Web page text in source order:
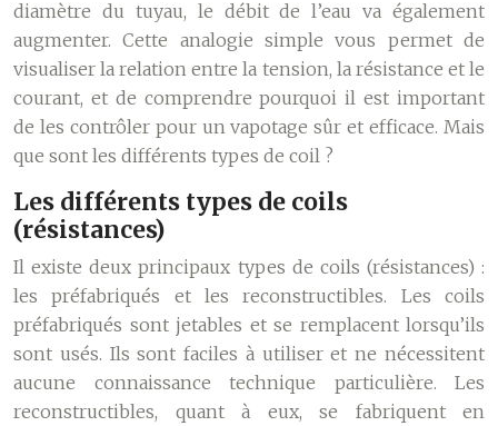
diamètre du tuyau, le débit de l’eau va également
augmenter. Cette analogie simple vous permet de
visualiser la relation entre la tension, la résistance et le
courant, et de comprendre pourquoi il est important
de les contrôler pour un vapotage sûr et efficace. Mais
que sont les différents types de coil ?
Les différents types de coils
(résistances)
Il existe deux principaux types de coils (résistances) :
les préfabriqués et les reconstructibles. Les coils
préfabriqués sont jetables et se remplacent lorsqu’ils
sont usés. Ils sont faciles à utiliser et ne nécessitent
aucune connaissance technique particulière. Les
reconstructibles, quant à eux, se fabriquent en